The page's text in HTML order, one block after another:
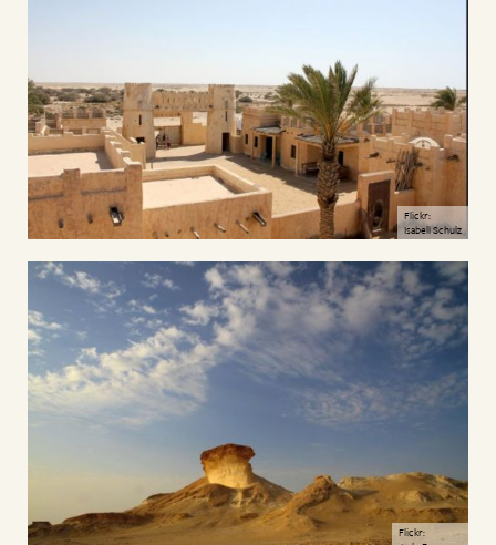
Flickr:
Isabell Schulz
Flickr: